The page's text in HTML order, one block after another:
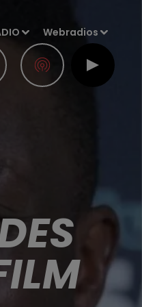
Webradios